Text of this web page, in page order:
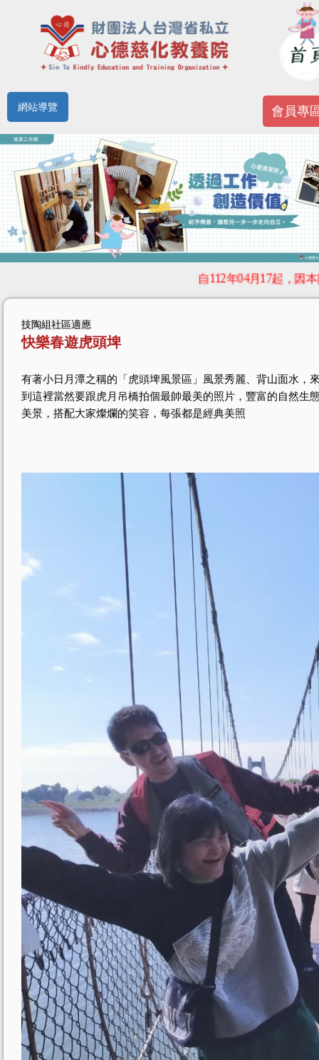
網站導覽 會員專
自112年04月17起，因本院屬
技陶組社區適應
快樂春遊虎頭埤
有著小日月潭之稱的「虎頭埤風景區」風景秀麗、背山面水，
到這裡當然要跟虎月吊橋拍個最帥最美的照片，豐富的自然生
美景，搭配大家燦爛的笑容，每張都是經典美照